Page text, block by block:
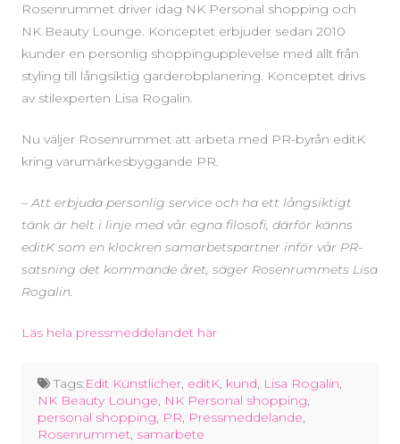
Rosenrummet driver idag NK Personal shopping och
NK Beauty Lounge. Konceptet erbjuder sedan 2010
kunder en personlig shoppingupplevelse med allt från
styling till långsiktig garderobplanering. Konceptet drivs
av stilexperten Lisa Rogalin.
Nu väljer Rosenrummet att arbeta med PR-byrån editK
kring varumärkesbyggande PR.
–Att erbjuda personlig service och ha ett långsiktigt
tänk är helt i linje med vår egna filosofi, därför känns
editK som en klockren samarbetspartner inför vår PR-
satsning det kommande året, säger Rosenrummets Lisa
Rogalin.
Läs hela pressmeddelandet här
Tags:Edit Künstlicher, editK, kund, Lisa Rogalin,
NK Beauty Lounge, NK Personal shopping,
personal shopping, PR, Pressmeddelande,
Rosenrummet, samarbete